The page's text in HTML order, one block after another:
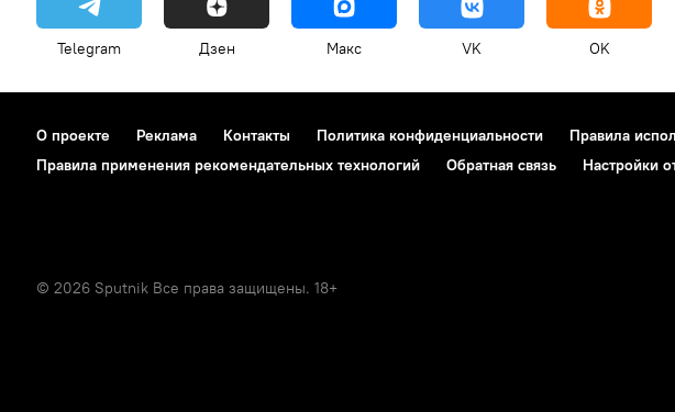
Telegram Дзен Макс VK OK
О проекте Реклама Контакты Политика конфиденциальности Правила
Правила применения рекомендательных технологий
Обратная связь Настройки
© 2026 Sputnik Все права защищены. 18+